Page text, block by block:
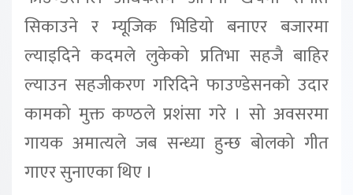
सिकाउने र म्यूजिक भिडियो बनाएर बजारमा
ल्याइदिने कदमले लुकेको प्रतिभा सहजै बाहिर
ल्याउन सहजीकरण गरिदिने फाउण्डेसनको उदार
कामको मुक्त कण्ठले प्रशंसा गरे । सो अवसरमा
गायक अमात्यले जब सन्ध्या हुन्छ बोलको गीत
गाएर सुनाएका थिए ।